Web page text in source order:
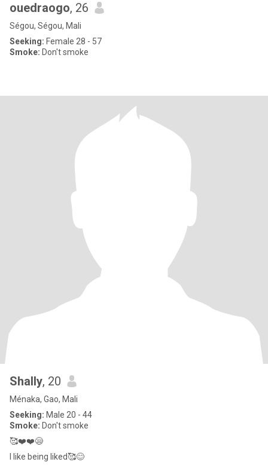
ouedraogo, 26
Ségou, Ségou, Mali
Seeking: Female 28 - 57
Smoke: Don't smoke
Shally, 20
Ménaka, Gao, Mali
Seeking: Male 20 - 44
Smoke: Don't smoke
🥰❤️❤️😪
I like being liked🥰😊